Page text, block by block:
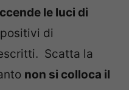
le luci di
di
Scatta la
non si colloca il